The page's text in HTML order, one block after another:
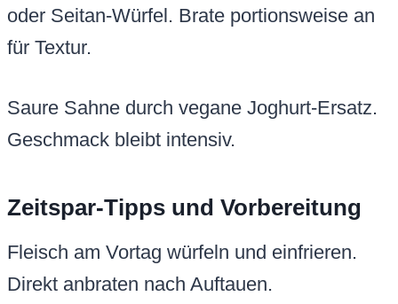
oder Seitan-Würfel. Brate portionsweise an
für Textur.
Saure Sahne durch vegane Joghurt-Ersatz.
Geschmack bleibt intensiv.
Zeitspar-Tipps und Vorbereitung
Fleisch am Vortag würfeln und einfrieren.
Direkt anbraten nach Auftauen.